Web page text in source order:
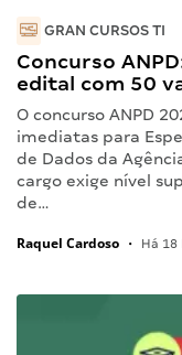
GRAN CURSOS TI
Concurso
edital com 50
O concurso ANPD
imediatas para
de Dados da
cargo exige nível
de…
Raquel Cardoso • Há 18